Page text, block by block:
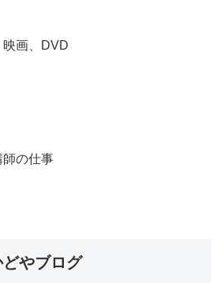
画、DVD
師の仕事
やブログ